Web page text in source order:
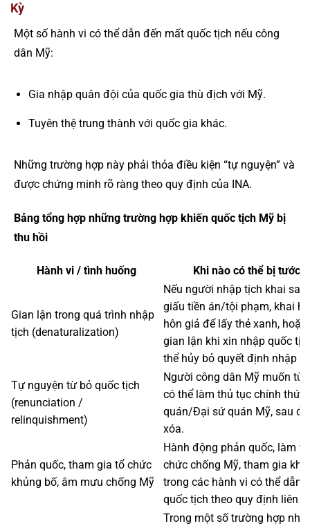
Kỳ
Một số hành vi có thể dẫn đến mất quốc tịch nếu công
dân Mỹ:
Gia nhập quân đội của quốc gia thù địch với Mỹ.
Tuyên thệ trung thành với quốc gia khác.
Những trường hợp này phải thỏa điều kiện “tự nguyện” và
được chứng minh rõ ràng theo quy định của INA.
Bảng tổng hợp những trường hợp khiến quốc tịch Mỹ bị
thu hồi
Hành vi / tình huống Khi nào có thể bị tước
Gian lận trong quá trình nhập
tịch (denaturalization)
Nếu người nhập tịch khai sai
giấu tiền án/tội phạm, khai
hôn giả để lấy thẻ xanh,
gian lận khi xin nhập quốc
thể hủy bỏ quyết định nhập
Tự nguyện từ bỏ quốc tịch
(renunciation /
relinquishment)
Người công dân Mỹ muốn từ
có thể làm thủ tục chính thức
quán/Đại sứ quán Mỹ, sau
xóa.
Phản quốc, tham gia tổ chức
khủng bố, âm mưu chống Mỹ
Hành động phản quốc, làm
chức chống Mỹ, tham gia
trong các hành vi có thể dẫn
quốc tịch theo quy định liên
Trong một số trường hợp